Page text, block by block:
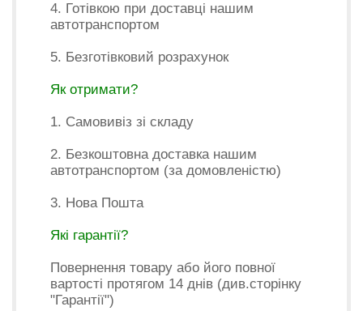
4. Готівкою при доставці нашим
автотранспортом
5. Безготівковий розрахунок
Як отримати?
1. Самовивіз зі складу
2. Безкоштовна доставка нашим
автотранспортом (за домовленістю)
3. Нова Пошта
Які гарантії?
Повернення товару або його повної
вартості протягом 14 днів (див.сторінку
"Гарантії")